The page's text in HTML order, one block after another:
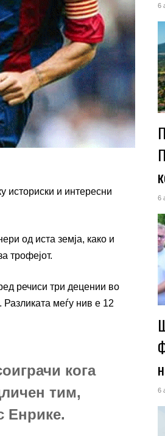
историски и интересни
од иста земја, како и
трофејот.
речиси три децении во
меѓу нив е 12
кога
тим,
Енрике.
6
6
6